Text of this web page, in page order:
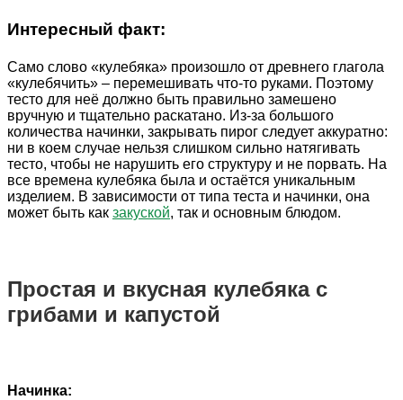
Интересный факт:
Само слово «кулебяка» произошло от древнего глагола
«кулебячить» – перемешивать что-то руками. Поэтому
тесто для неё должно быть правильно замешено
вручную и тщательно раскатано. Из-за большого
количества начинки, закрывать пирог следует аккуратно:
ни в коем случае нельзя слишком сильно натягивать
тесто, чтобы не нарушить его структуру и не порвать. На
все времена кулебяка была и остаётся уникальным
изделием. В зависимости от типа теста и начинки, она
может быть как закуской, так и основным блюдом.
Простая и вкусная кулебяка с
грибами и капустой
Начинка: